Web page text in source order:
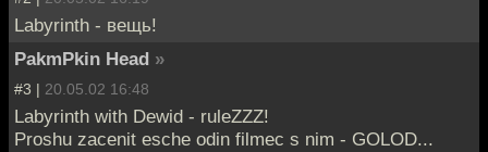
Labyrinth - вещь!
PakmPkin Head »
#3 | 20.05.02 16:48
Labyrinth with Dewid - ruleZZZ!
Proshu zacenit esche odin filmec s nim - GOLOD...